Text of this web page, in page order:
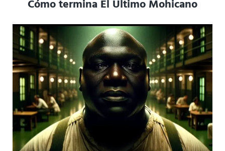
Cómo termina El Último Mohicano